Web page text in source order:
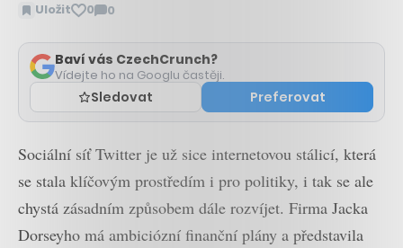
Uložit 0 0
Zobrazit
Baví vás CzechCrunch?
Vídejte ho na Googlu častěji.
Sledovat Preferovat
Sociální síť Twitter je už sice internetovou stálicí, která
se stala klíčovým prostředím i pro politiky, i tak se ale
chystá zásadním způsobem dále rozvíjet. Firma Jacka
Dorseyho má ambiciózní finanční plány a představila